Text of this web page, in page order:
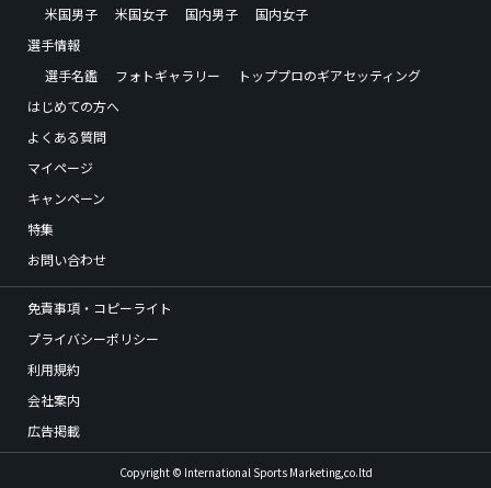
米国男子
米国女子 国内男子
国内女子
選手情報
選手名鑑
フォトギャラリー
トッププロのギアセッティング
はじめての方へ
よくある質問
マイページ
キャンペーン
特集
お問い合わせ
免責事項・コピーライト
プライバシーポリシー
利用規約
会社案内
広告掲載
Copyright © International Sports Marketing,co.ltd